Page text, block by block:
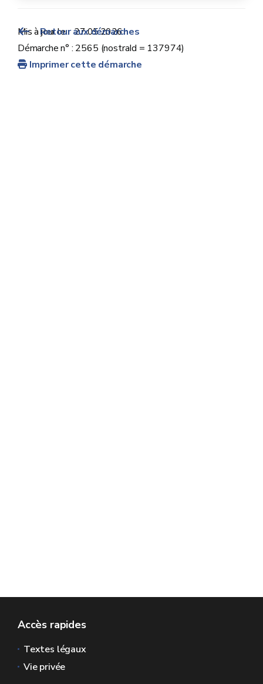
Mis à jour le : 27.05.2026
Démarche n° : 2565 (nostraId = 137974)
Imprimer cette démarche
Retour aux démarches
Accès rapides
Textes légaux
Vie privée